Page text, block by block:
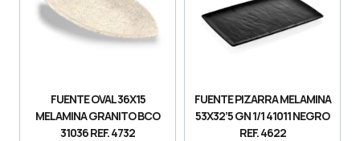
FUENTE OVAL 36X15
MELAMINA GRANITO BCO
31036 REF. 4732
FUENTE PIZARRA MELAMINA
53X32’5 GN 1/1 41011 NEGRO
REF. 4622